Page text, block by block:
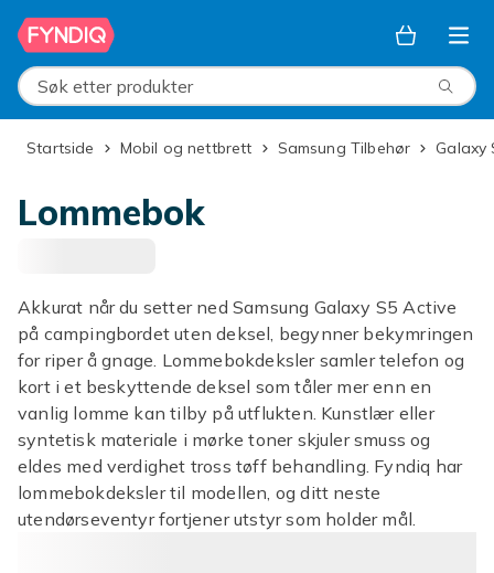
Hopp til hovedinnhold
Søk etter produkter
Startside Mobil og nettbrett Samsung Tilbehør
Lommebok
Akkurat når du setter ned Samsung Galaxy S5 Active
på campingbordet uten deksel, begynner bekymringen
for riper å gnage. Lommebokdeksler samler telefon og
kort i et beskyttende deksel som tåler mer enn en
vanlig lomme kan tilby på utflukten. Kunstlær eller
syntetisk materiale i mørke toner skjuler smuss og
eldes med verdighet tross tøff behandling. Fyndiq har
lommebokdeksler til modellen, og ditt neste
utendørseventyr fortjener utstyr som holder mål.